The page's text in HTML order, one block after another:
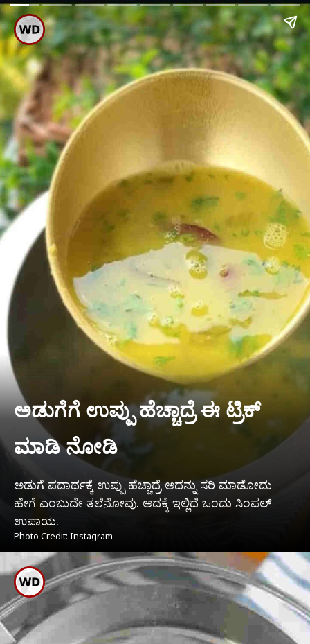
ಅಡುಗೆಗೆ ಉಪ್ಪು ಹೆಚ್ಚಾದ್ರೆ ಈ ಟ್ರಿಕ್
ಮಾಡಿ ನೋಡಿ
ಅಡುಗೆ ಪದಾರ್ಥಕ್ಕೆ ಉಪ್ಪು ಹೆಚ್ಚಾದ್ರೆ ಅದನ್ನು ಸರಿ ಮಾಡೋದು
ಹೇಗೆ ಎಂಬುದೇ ತಲೆನೋವು. ಅದಕ್ಕೆ ಇಲ್ಲಿದೆ ಒಂದು ಸಿಂಪಲ್
ಉಪಾಯ.
Photo Credit: Instagram